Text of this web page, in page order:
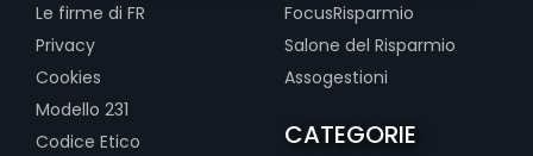
Le firme di FR
Privacy
Cookies
Modello 231
Codice Etico
FocusRisparmio
Salone del Risparmio
Assogestioni
CATEGORIE